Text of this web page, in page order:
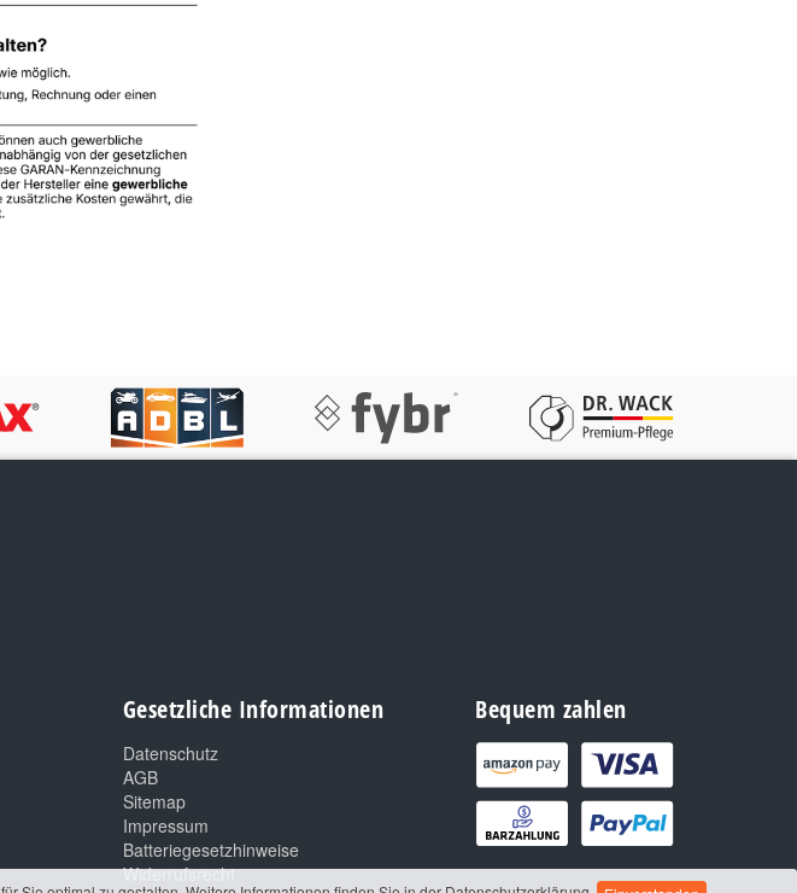
Gesetzliche Informationen
Datenschutz
AGB
Sitemap
Impressum
Batteriegesetzhinweise
Widerrufsrecht
Bequem zahlen